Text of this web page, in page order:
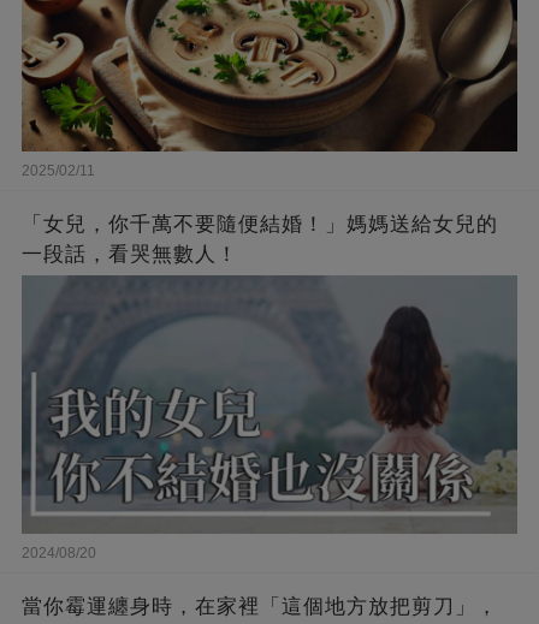
2025/02/11
「女兒，你千萬不要隨便結婚！」媽媽送給女兒的
一段話，看哭無數人！
2024/08/20
當你霉運纏身時，在家裡「這個地方放把剪刀」，